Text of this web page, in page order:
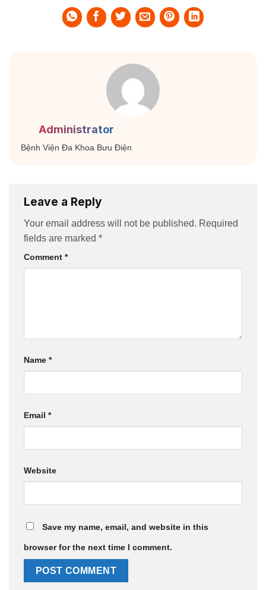
Administrator
Bệnh Viện Đa Khoa Bưu Điện
Leave a Reply
Your email address will not be published. Required
fields are marked *
Comment *
Name *
Email *
Website
Save my name, email, and website in this
browser for the next time I comment.